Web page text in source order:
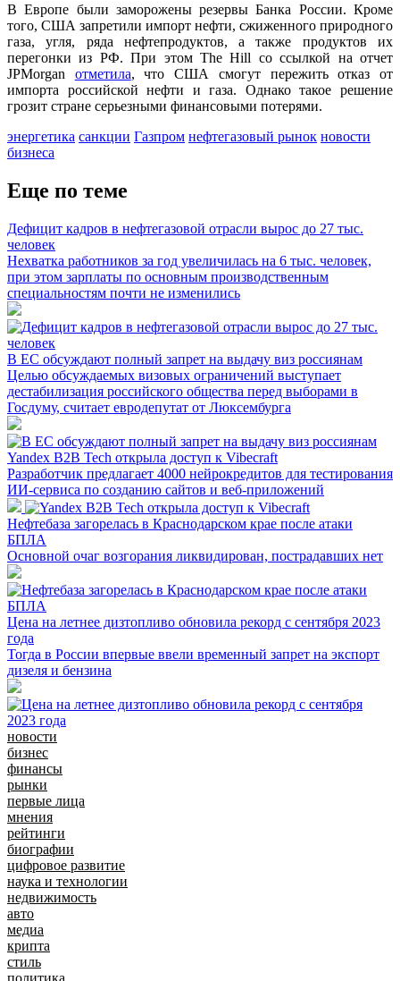
В Европе были заморожены резервы Банка России. Кроме
того, США запретили импорт нефти, сжиженного природного
газа, угля, ряда нефтепродуктов, а также продуктов их
перегонки из РФ. При этом The Hill со ссылкой на отчет
JPMorgan отметила, что США смогут пережить отказ от
импорта российской нефти и газа. Однако такое решение
грозит стране серьезными финансовыми потерями.
энергетика санкции Газпром нефтегазовый рынок новости
бизнеса
Еще по теме
Дефицит кадров в нефтегазовой отрасли вырос до 27 тыс.
человек
Нехватка работников за год увеличилась на 6 тыс. человек,
при этом зарплаты по основным производственным
специальностям почти не изменились
В ЕС обсуждают полный запрет на выдачу виз россиянам
Целью обсуждаемых визовых ограничений выступает
дестабилизация российского общества перед выборами в
Госдуму, считает евродепутат от Люксембурга
Yandex B2B Tech открыла доступ к Vibecraft
Разработчик предлагает 4000 нейрокредитов для тестирования
ИИ-сервиса по созданию сайтов и веб-приложений
Нефтебаза загорелась в Краснодарском крае после атаки
БПЛА
Основной очаг возгорания ликвидирован, пострадавших нет
Цена на летнее дизтопливо обновила рекорд с сентября 2023
года
Тогда в России впервые ввели временный запрет на экспорт
дизеля и бензина
новости
бизнес
финансы
рынки
первые лица
мнения
рейтинги
биографии
цифровое развитие
наука и технологии
недвижимость
авто
медиа
крипта
стиль
политика